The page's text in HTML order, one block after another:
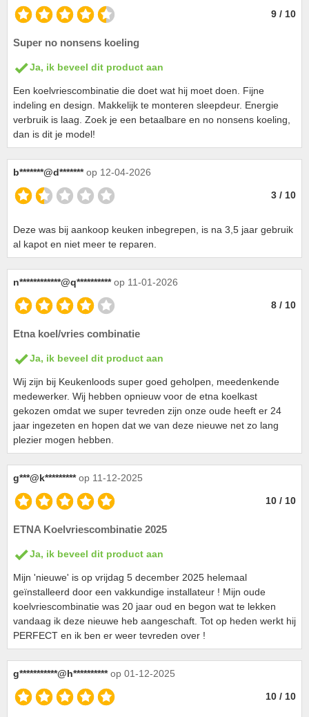
9 / 10
Super no nonsens koeling
Ja, ik beveel dit product aan
Een koelvriescombinatie die doet wat hij moet doen. Fijne
indeling en design. Makkelijk te monteren sleepdeur. Energie
verbruik is laag. Zoek je een betaalbare en no nonsens koeling,
dan is dit je model!
b*******@d******* op 12-04-2026
3 / 10
Deze was bij aankoop keuken inbegrepen, is na 3,5 jaar gebruik
al kapot en niet meer te reparen.
n************@q********** op 11-01-2026
8 / 10
Etna koel/vries combinatie
Ja, ik beveel dit product aan
Wij zijn bij Keukenloods super goed geholpen, meedenkende
medewerker. Wij hebben opnieuw voor de etna koelkast
gekozen omdat we super tevreden zijn onze oude heeft er 24
jaar ingezeten en hopen dat we van deze nieuwe net zo lang
plezier mogen hebben.
g***@k********* op 11-12-2025
10 / 10
ETNA Koelvriescombinatie 2025
Ja, ik beveel dit product aan
Mijn 'nieuwe' is op vrijdag 5 december 2025 helemaal
geïnstalleerd door een vakkundige installateur ! Mijn oude
koelvriescombinatie was 20 jaar oud en begon wat te lekken
vandaag ik deze nieuwe heb aangeschaft. Tot op heden werkt hij
PERFECT en ik ben er weer tevreden over !
g***********@h********** op 01-12-2025
10 / 10